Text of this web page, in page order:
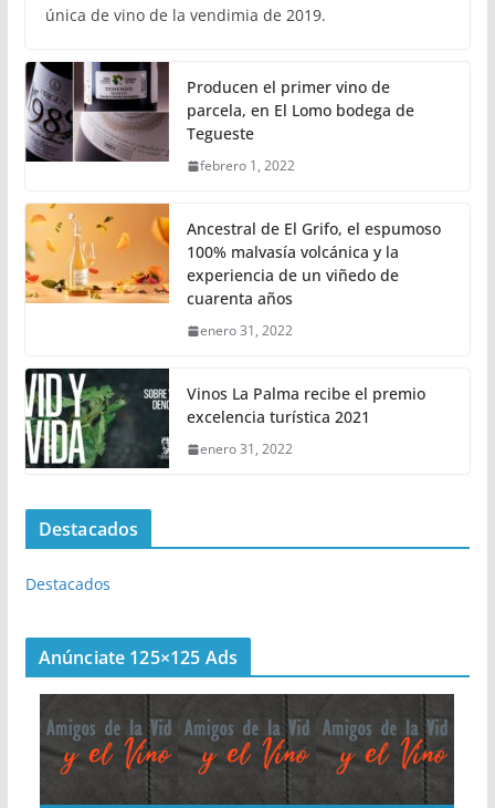
única de vino de la vendimia de 2019.
Producen el primer vino de
parcela, en El Lomo bodega de
Tegueste
febrero 1, 2022
Ancestral de El Grifo, el espumoso
100% malvasía volcánica y la
experiencia de un viñedo de
cuarenta años
enero 31, 2022
Vinos La Palma recibe el premio
excelencia turística 2021
enero 31, 2022
Destacados
Destacados
Anúnciate 125×125 Ads